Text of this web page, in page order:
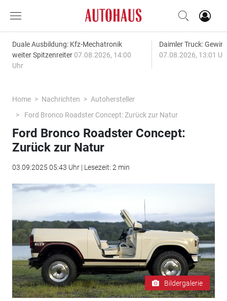
Duale Ausbildung: Kfz-Mechatronik
weiter Spitzenreiter 07.08.2026, 14:00
Uhr
Daimler Truck:
07.08.2026, 13:01
Home Nachrichten
Autohersteller
Ford Bronco Roadster Concept: Zurück zur Natur
Ford Bronco Roadster Concept:
Zurück zur Natur
03.09.2025 05:43 Uhr | Lesezeit: 2 min
Bildergalerie